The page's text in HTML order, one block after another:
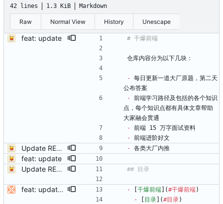
42 lines 1.3 KiB Markdown
Raw Normal View History Unescape
feat: update
仓库内容分为以下几块：
- 每日更新一道大厂原题，第二天
公布答案
- 前端学习路径及包括的各个知识
点，每个知识点都有具体文章帮助
大家融会贯通
- 前端 15 万字面试资料
- 前端进阶好文
Update README.md - 各类大厂内推
feat: update
Update README.md
feat: update readme - 干爆前端 ](#干爆前端)
-
目录 ](#目录)